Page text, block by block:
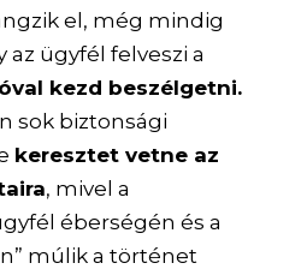
el, még mindig
ügyfél felveszi a
kezd beszélgetni.
sok biztonsági
keresztet vetne az
, mivel a
éberségén és a
múlik a történet